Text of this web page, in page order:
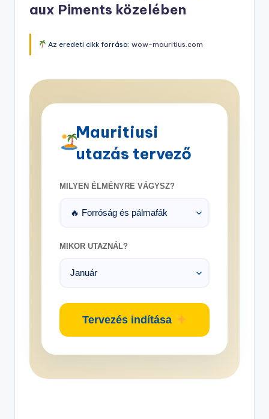
aux Piments közelében
Az eredeti cikk forrása:wow-mauritius.com
Mauritiusi
utazás tervező
MILYEN ÉLMÉNYRE VÁGYSZ?
MIKOR UTAZNÁL?
Tervezés indítása